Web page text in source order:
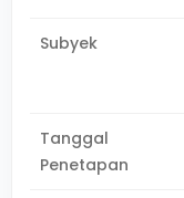
Subyek
Tanggal
Penetapan